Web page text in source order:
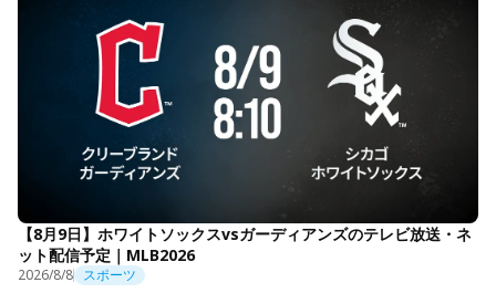
【8月9日】ホワイトソックスvsガーディアンズのテレビ放送・ネ
ット配信予定｜MLB2026
2026/8/8 スポーツ